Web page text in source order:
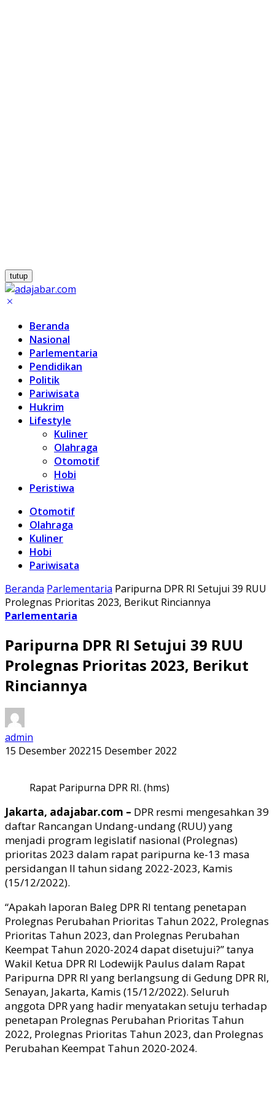
tutup
Beranda
Nasional
Parlementaria
Pendidikan
Politik
Pariwisata
Hukrim
Lifestyle
Kuliner
Olahraga
Otomotif
Hobi
Peristiwa
Otomotif
Olahraga
Kuliner
Hobi
Pariwisata
Beranda Parlementaria Paripurna DPR RI Setujui 39 RUU
Prolegnas Prioritas 2023, Berikut Rinciannya
Parlementaria
Paripurna DPR RI Setujui 39 RUU
Prolegnas Prioritas 2023, Berikut
Rinciannya
admin
15 Desember 202215 Desember 2022
Rapat Paripurna DPR RI. (hms)
Jakarta, adajabar.com – DPR resmi mengesahkan 39
daftar Rancangan Undang-undang (RUU) yang
menjadi program legislatif nasional (Prolegnas)
prioritas 2023 dalam rapat paripurna ke-13 masa
persidangan II tahun sidang 2022-2023, Kamis
(15/12/2022).
“Apakah laporan Baleg DPR RI tentang penetapan
Prolegnas Perubahan Prioritas Tahun 2022, Prolegnas
Prioritas Tahun 2023, dan Prolegnas Perubahan
Keempat Tahun 2020-2024 dapat disetujui?” tanya
Wakil Ketua DPR RI Lodewijk Paulus dalam Rapat
Paripurna DPR RI yang berlangsung di Gedung DPR RI,
Senayan, Jakarta, Kamis (15/12/2022). Seluruh
anggota DPR yang hadir menyatakan setuju terhadap
penetapan Prolegnas Perubahan Prioritas Tahun
2022, Prolegnas Prioritas Tahun 2023, dan Prolegnas
Perubahan Keempat Tahun 2020-2024.